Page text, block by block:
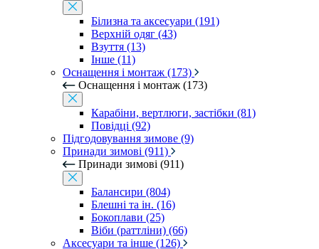
Білизна та аксесуари (191)
Верхній одяг (43)
Взуття (13)
Інше (11)
Оснащення і монтаж (173)
Оснащення і монтаж (173)
Карабіни, вертлюги, застібки (81)
Повідці (92)
Підгодовування зимове (9)
Принади зимові (911)
Принади зимові (911)
Балансири (804)
Блешні та ін. (16)
Бокоплави (25)
Віби (раттліни) (66)
Аксесуари та інше (126)